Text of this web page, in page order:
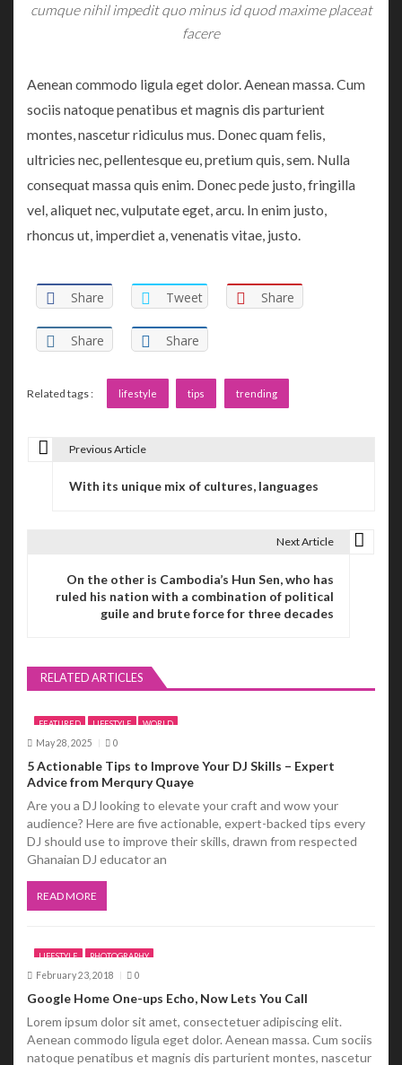
cumque nihil impedit quo minus id quod maxime placeat
facere
Aenean commodo ligula eget dolor. Aenean massa. Cum
sociis natoque penatibus et magnis dis parturient
montes, nascetur ridiculus mus. Donec quam felis,
ultricies nec, pellentesque eu, pretium quis, sem. Nulla
consequat massa quis enim. Donec pede justo, fringilla
vel, aliquet nec, vulputate eget, arcu. In enim justo,
rhoncus ut, imperdiet a, venenatis vitae, justo.
Share Tweet Share
Share Share
Related tags : lifestyle tips trending
i
g
a
t
i
o
n
Previous Article
With its unique mix of cultures, languages
Next Article
On the other is Cambodia’s Hun Sen, who has
ruled his nation with a combination of political
guile and brute force for three decades
RELATED ARTICLES
FEATURED LIFESTYLE WORLD
May 28, 2025 0
5 Actionable Tips to Improve Your DJ Skills – Expert
Advice from Merqury Quaye
Are you a DJ looking to elevate your craft and wow your
audience? Here are five actionable, expert-backed tips every
DJ should use to improve their skills, drawn from respected
Ghanaian DJ educator an
READ MORE
LIFESTYLE PHOTOGRAPHY
February 23, 2018 0
Google Home One-ups Echo, Now Lets You Call
Lorem ipsum dolor sit amet, consectetuer adipiscing elit.
Aenean commodo ligula eget dolor. Aenean massa. Cum sociis
natoque penatibus et magnis dis parturient montes, nascetur